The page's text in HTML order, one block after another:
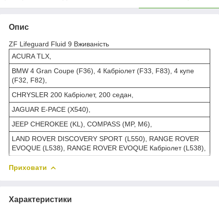
Опис
ZF Lifeguard Fluid 9 Вживаність
ACURA TLX,
BMW 4 Gran Coupe (F36), 4 Кабріолет (F33, F83), 4 купе
(F32, F82),
CHRYSLER 200 Кабріолет, 200 седан,
JAGUAR E-PACE (X540),
JEEP CHEROKEE (KL), COMPASS (MP, M6),
LAND ROVER DISCOVERY SPORT (L550), RANGE ROVER
EVOQUE (L538), RANGE ROVER EVOQUE Кабріолет (L538),
Приховати
Характеристики